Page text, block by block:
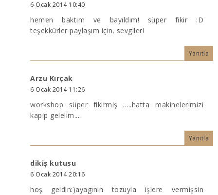
6 Ocak 2014 10:40
hemen baktım ve bayıldım! süper fikir :D
teşekkürler paylaşım için. sevgiler!
Yanıtla
Arzu Kırçak
6 Ocak 2014 11:26
workshop süper fikirmiş .....hatta makinelerimizi
kapıp gelelim....
Yanıtla
dikiş kutusu
6 Ocak 2014 20:16
hoş geldin:)ayagının tozuyla işlere vermişsin